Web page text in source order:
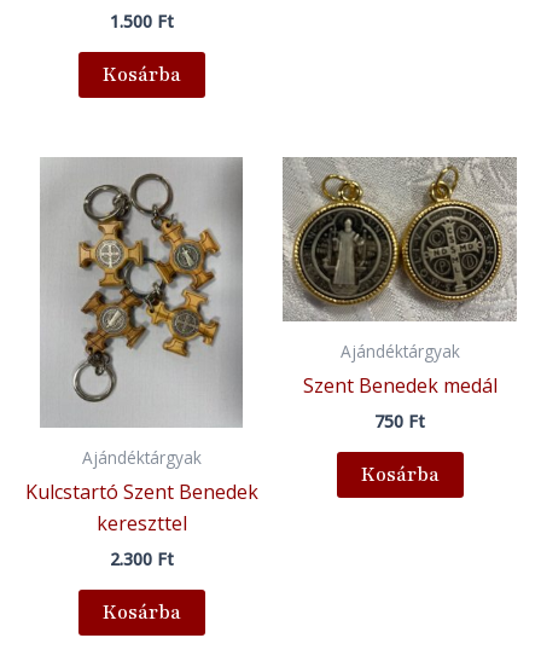
1.500 Ft
Kosárba
Ajándéktárgyak
Kulcstartó Szent Benedek
kereszttel
2.300 Ft
Kosárba
Ajándéktárgyak
Szent Benedek medál
750 Ft
Kosárba